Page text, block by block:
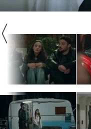
Asi se suočava s
tuga brzo se